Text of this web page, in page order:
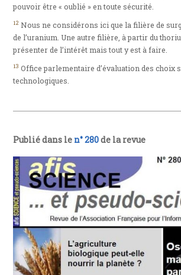
pouvoir être « oublié » en toute sécurité.
12 Nous ne considérons ici que la filière de
de l’uranium. Une autre filière, à partir du
présenter de l’intérêt mais tout y est à faire.
13 Office parlementaire d’évaluation des choix
technologiques.
Publié dans le n° 280de la revue